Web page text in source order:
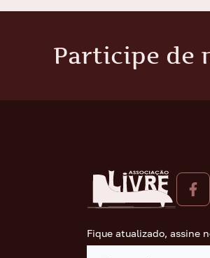
Participe de
Fique atualizado, assine